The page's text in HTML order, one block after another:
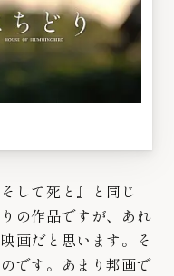
して死と』と同じ
の作品ですが、あれ
画だと思います。そ
です。あまり邦画で